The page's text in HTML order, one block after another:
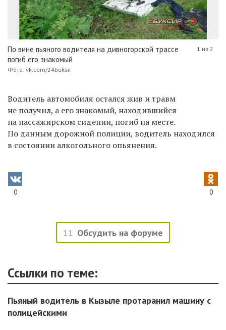
По вине пьяного водителя на дивногорской трассе
погиб его знакомый
Фото: vk.com/24buksir
1 из 2
Водитель автомобиля остался жив и травм
не получил, а его знакомый, находившийся
на пассажирском сидении, погиб на месте.
По данным дорожной полиции, водитель находился
в состоянии алкогольного опьянения.
0 0
11 Обсудить на форуме
Ссылки по теме:
Пьяный водитель в Кызыле протаранил машину с
полицейскими